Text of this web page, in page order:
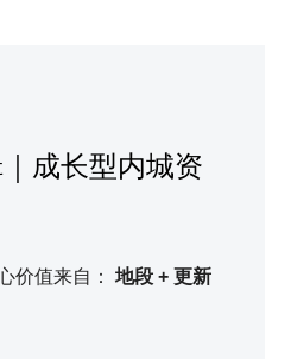
成长型内城资
价值来自：地段 + 更新